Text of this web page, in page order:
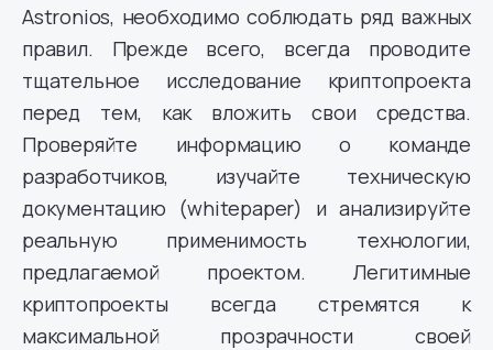
Astronios, необходимо соблюдать ряд важных
правил. Прежде всего, всегда проводите
тщательное исследование криптопроекта
перед тем, как вложить свои средства.
Проверяйте информацию о команде
разработчиков, изучайте техническую
документацию (whitepaper) и анализируйте
реальную применимость технологии,
предлагаемой проектом. Легитимные
криптопроекты всегда стремятся к
максимальной прозрачности своей